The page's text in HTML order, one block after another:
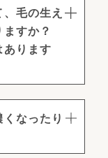
毛の生え
すか？
ります
なったり